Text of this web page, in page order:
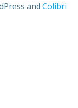
and Colibri